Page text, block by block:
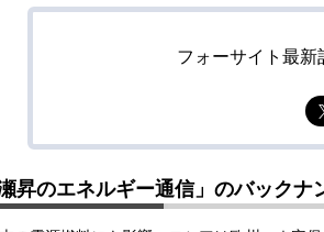
フォーサイト最新
瀬昇のエネルギー通信」のバックナ